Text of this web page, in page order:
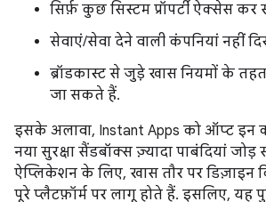
सिर्फ़ कुछ सिस्टम प्रॉपर्टी ऐक्सेस कर
सेवाएं/सेवा देने वाली कंपनियां नहीं
ब्रॉडकास्ट से जुड़े खास नियमों के
जा सकते हैं.
इसके अलावा, Instant Apps को ऑप्ट इन
नया सुरक्षा सैंडबॉक्स ज़्यादा पाबंदियां
ऐप्लिकेशन के लिए, खास तौर पर डिज़ाइन
पूरे प्लैटफ़ॉर्म पर लागू होते हैं. इसलिए, यह